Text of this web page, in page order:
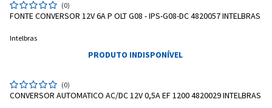
(0)
FONTE CONVERSOR 12V 6A P OLT G08 - IPS-G08-DC 4820057 INTELBRAS
Intelbras
PRODUTO INDISPONÍVEL
(0)
CONVERSOR AUTOMATICO AC/DC 12V 0,5A EF 1200 4820029 INTELBRAS